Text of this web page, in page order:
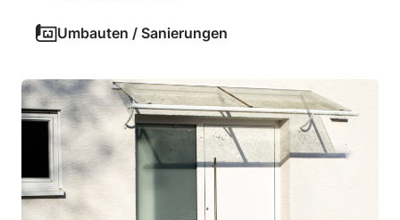
Umbauten / Sanierungen